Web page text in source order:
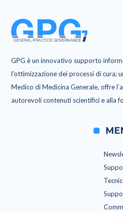
GPG è un innovativo supporto
l’ottimizzazione dei processi di cura;
Medico di Medicina Generale, offre
autorevoli contenuti scientifici e alla